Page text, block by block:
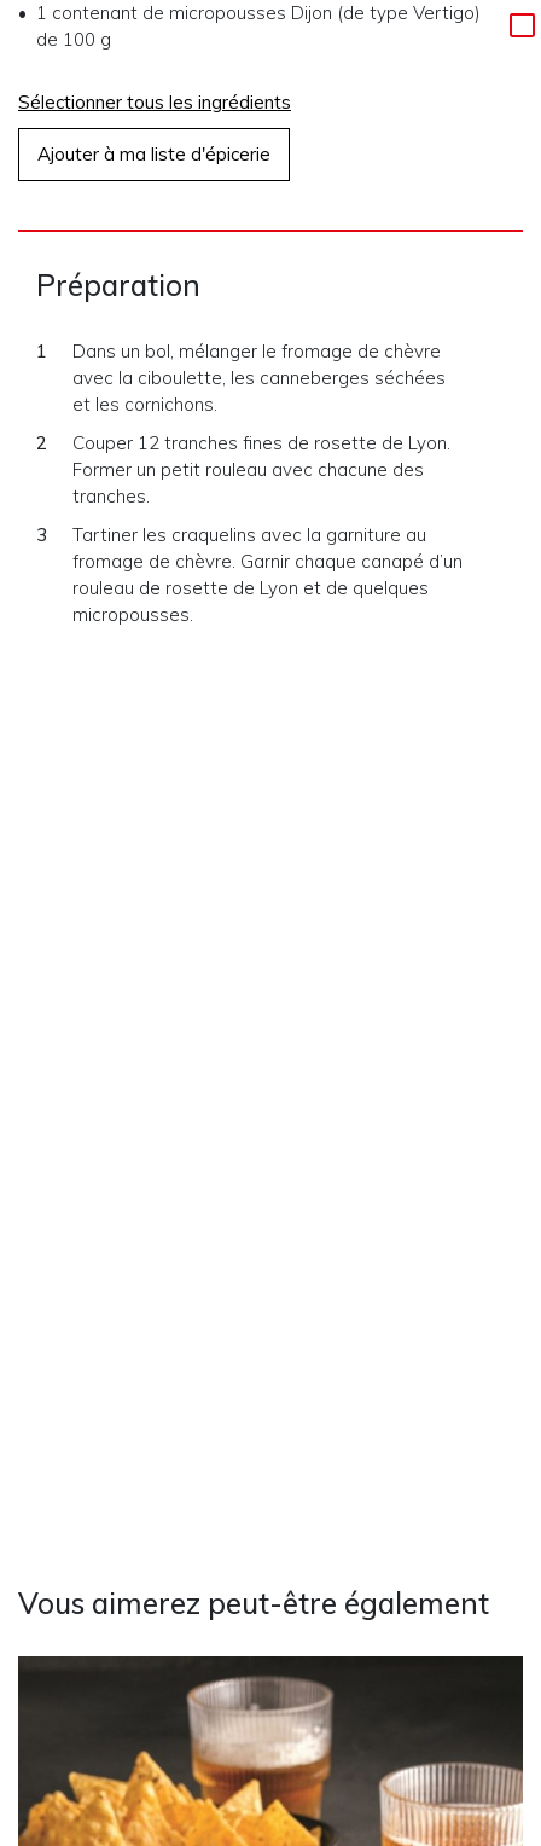
1 contenant de micropousses Dijon (de type Vertigo)
de 100 g
Sélectionner tous les ingrédients
Ajouter à ma liste d'épicerie
Préparation
Dans un bol, mélanger le fromage de chèvre
avec la ciboulette, les canneberges séchées
et les cornichons.
Couper 12 tranches fines de rosette de Lyon.
Former un petit rouleau avec chacune des
tranches.
Tartiner les craquelins avec la garniture au
fromage de chèvre. Garnir chaque canapé d’un
rouleau de rosette de Lyon et de quelques
micropousses.
Vous aimerez peut-être également